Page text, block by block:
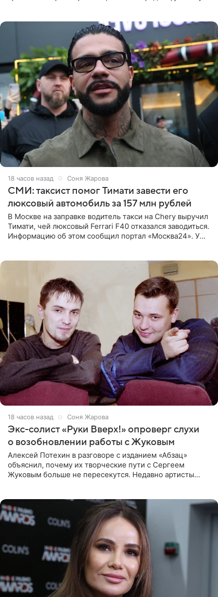
18 часов назад Соня Жарова
СМИ: таксист помог Тимати завести его
люксовый автомобиль за 157 млн рублей
В Москве на заправке водитель такси на Chery выручил
Тимати, чей люксовый Ferrari F40 отказался заводиться.
Информацию об этом сообщил портал «Москва24». У
18 часов назад Соня Жарова
Экс-солист «Руки Вверх!» опроверг слухи
о возобновлении работы с Жуковым
Алексей Потехин в разговоре с изданием «Абзац»
объяснил, почему их творческие пути с Сергеем
Жуковым больше не пересекутся. Недавно артисты